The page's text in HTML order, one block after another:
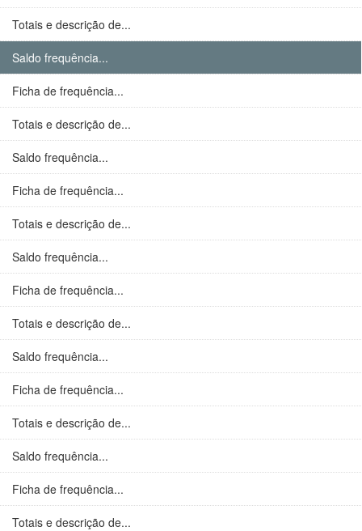
Totais e descrição de...
Saldo frequência...
Ficha de frequência...
Totais e descrição de...
Saldo frequência...
Ficha de frequência...
Totais e descrição de...
Saldo frequência...
Ficha de frequência...
Totais e descrição de...
Saldo frequência...
Ficha de frequência...
Totais e descrição de...
Saldo frequência...
Ficha de frequência...
Totais e descrição de...